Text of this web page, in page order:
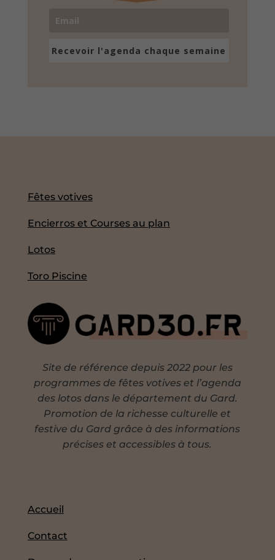
Recevoir l'agenda chaque semaine
Fêtes votives
Encierros et Courses au plan
Lotos
Toro Piscine
Site de référence depuis 2022 pour les
programmes de fêtes votives et l’agenda
des lotos dans le département du Gard.
Promotion de la richesse culturelle et
festive du Gard grâce à des informations
précises et accessibles à tous.
Accueil
Contact